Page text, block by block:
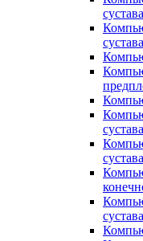
сустава
сустава
сустава
сустава
сустава